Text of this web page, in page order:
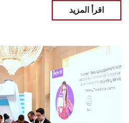
اقرأ المزيد